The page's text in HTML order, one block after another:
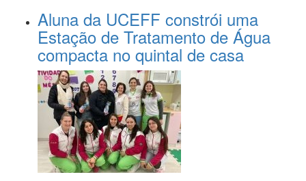
Aluna da UCEFF constrói uma
Estação de Tratamento de Água
compacta no quintal de casa